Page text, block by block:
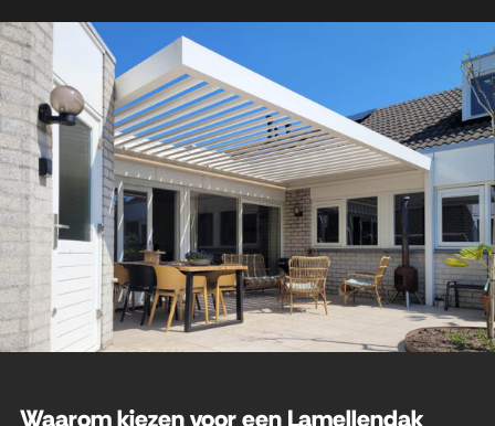
Waarom kiezen voor een Lamellendak